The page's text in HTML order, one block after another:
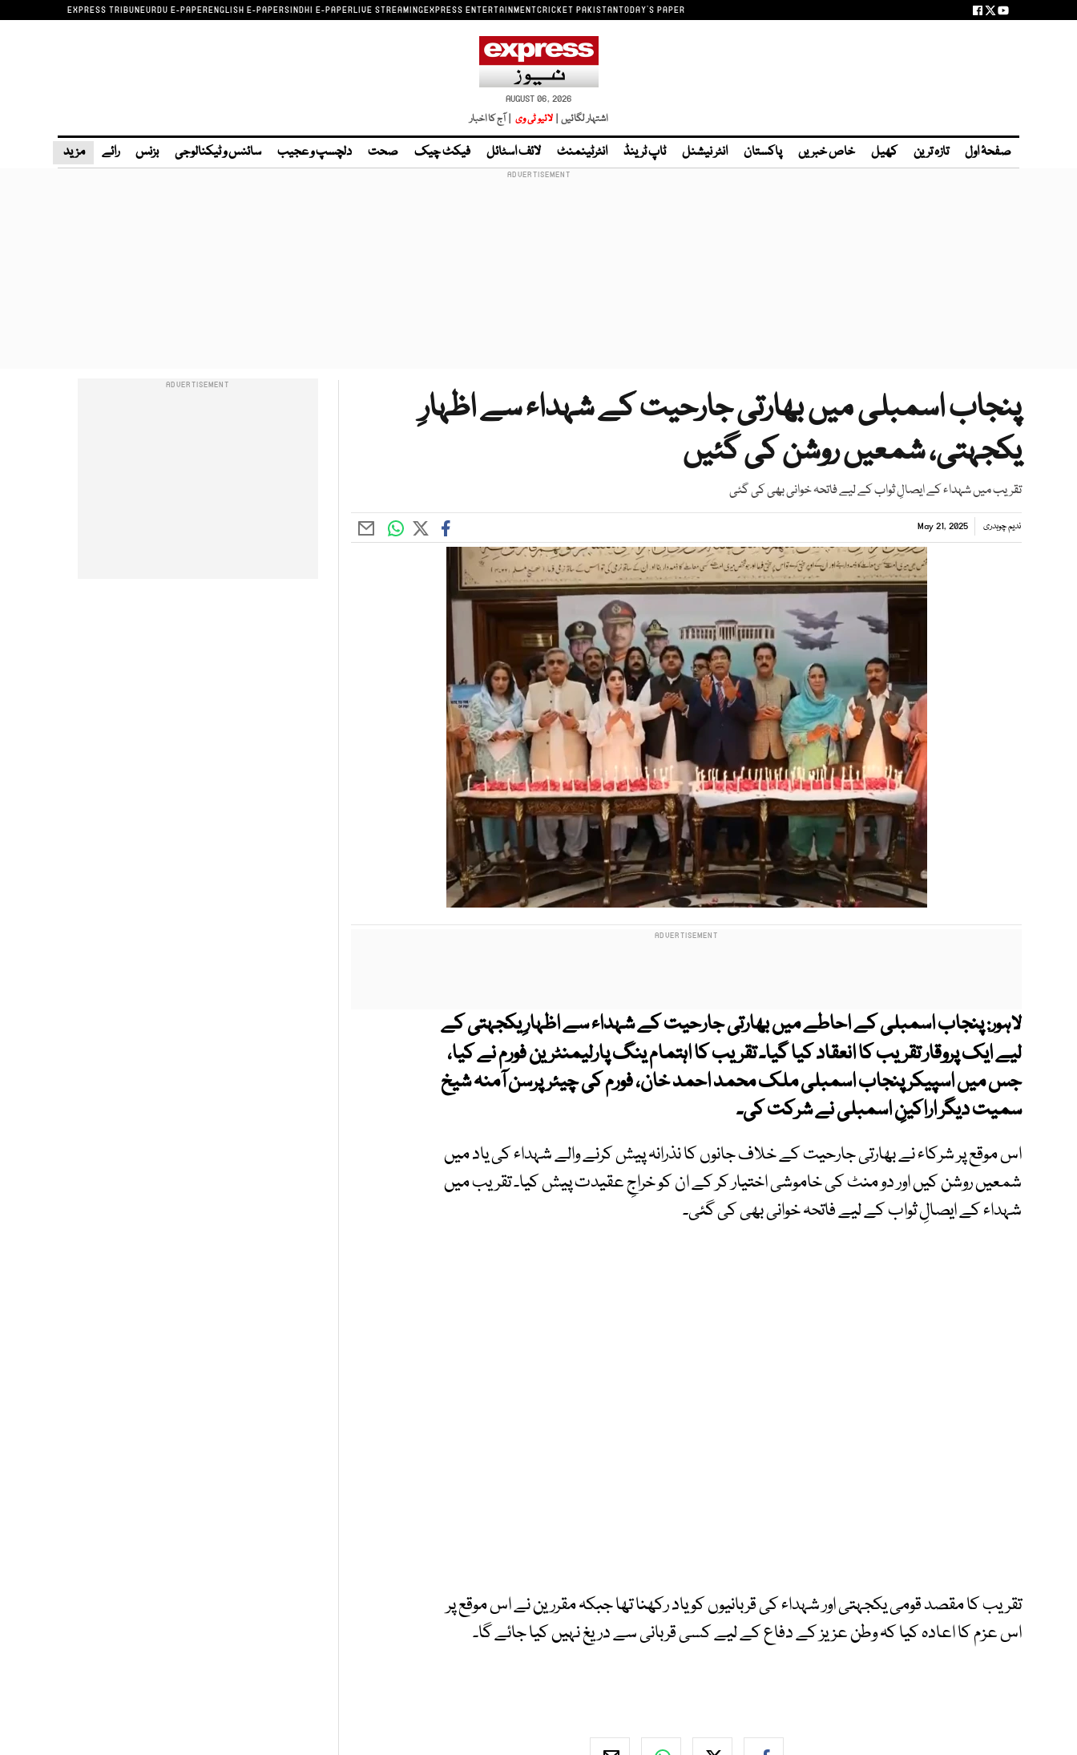
EXPRESS TRIBUNEURDU E-PAPERENGLISH E-PAPERSINDHI E-PAPERLIVE STREAMINGEXPRESS ENTERTAINMENTCRICKET PAKISTANTODAY'S PAPER
AUGUST 06, 2026
اشتہار لگائیں | لائیو ٹی وی | آج کا اخبار
صفحۂ اول تازہ ترین کھیل خاص خبریں پاکستان انٹر نیشنل ٹاپ ٹرینڈ انٹرٹینمنٹ لائف اسٹائل فیکٹ چیک صحت دلچسپ و عجیب سائنس و ٹیکنالوجی بزنس رائے مزید
پنجاب اسمبلی میں بھارتی جارحیت کے شہداء سے اظہارِ
یکجہتی، شمعیں روشن کی گئیں
تقریب میں شہداء کے ایصالِ ثواب کے لیے فاتحہ خوانی بھی کی گئی
ندیم چوہدری May 21, 2025
لاہور:پنجاب اسمبلی کے احاطے میں بھارتی جارحیت کے شہداء سے اظہارِ یکجہتی کے
لیے ایک پروقار تقریب کا انعقاد کیا گیا۔ تقریب کا اہتمام ینگ پارلیمنٹرین فورم نے کیا،
جس میں اسپیکر پنجاب اسمبلی ملک محمد احمد خان، فورم کی چیئرپرسن آمنہ شیخ
سمیت دیگر اراکینِ اسمبلی نے شرکت کی۔
اس موقع پر شرکاء نے بھارتی جارحیت کے خلاف جانوں کا نذرانہ پیش کرنے والے شہداء کی یاد میں
شمعیں روشن کیں اور دو منٹ کی خاموشی اختیار کر کے ان کو خراجِ عقیدت پیش کیا۔ تقریب میں
شہداء کے ایصالِ ثواب کے لیے فاتحہ خوانی بھی کی گئی۔
تقریب کا مقصد قومی یکجہتی اور شہداء کی قربانیوں کو یاد رکھنا تھا جبکہ مقررین نے اس موقع پر
اس عزم کا اعادہ کیا کہ وطن عزیز کے دفاع کے لیے کسی قربانی سے دریغ نہیں کیا جائے گا۔